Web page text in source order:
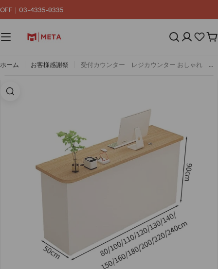
ン
ン
ツ
ス
｜03-4335-9335
カ
ホーム お客様感謝祭 受付カウンター レジカウンター おしゃれ カウンター 角丸 配線孔付き 錠付き 引出し付き シンプルホワイト カスタマイズ可能 JDT-M-124
画像4をモーダルで開く